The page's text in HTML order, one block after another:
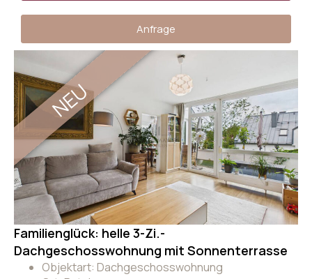
Anfrage
Familienglück: helle 3-Zi.-
Dachgeschosswohnung mit Sonnenterrasse
NEU
Objektart: Dachgeschosswohnung